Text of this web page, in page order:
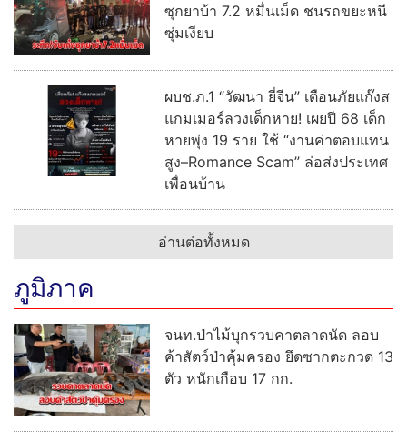
ซุกยาบ้า 7.2 หมื่นเม็ด ชนรถขยะหนี
ซุ่มเงียบ
ผบช.ภ.1 “วัฒนา ยี่จีน” เตือนภัยแก๊งส
แกมเมอร์ลวงเด็กหาย! เผยปี 68 เด็ก
หายพุ่ง 19 ราย ใช้ “งานค่าตอบแทน
สูง–Romance Scam” ล่อส่งประเทศ
เพื่อนบ้าน
อ่านต่อทั้งหมด
ภูมิภาค
จนท.ป่าไม้บุกรวบคาตลาดนัด ลอบ
ค้าสัตว์ป่าคุ้มครอง ยึดซากตะกวด 13
ตัว หนักเกือบ 17 กก.